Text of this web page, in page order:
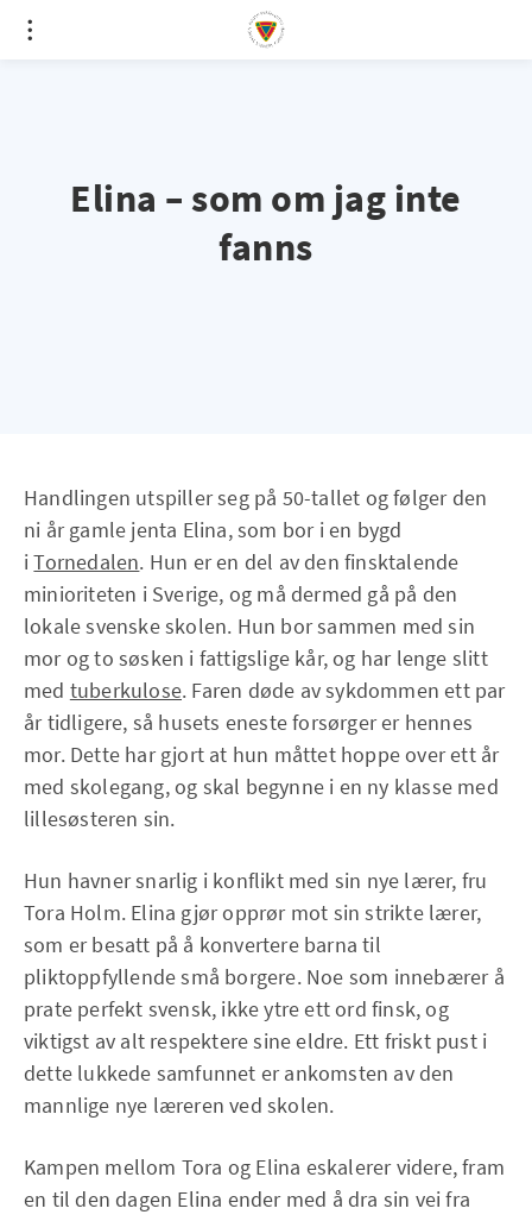
Elina – som om jag inte
fanns
Handlingen utspiller seg på 50-tallet og følger den
ni år gamle jenta Elina, som bor i en bygd
iTornedalen. Hun er en del av den finsktalende
minioriteten i Sverige, og må dermed gå på den
lokale svenske skolen. Hun bor sammen med sin
mor og to søsken i fattigslige kår, og har lenge slitt
med tuberkulose. Faren døde av sykdommen ett par
år tidligere, så husets eneste forsørger er hennes
mor. Dette har gjort at hun måttet hoppe over ett år
med skolegang, og skal begynne i en ny klasse med
lillesøsteren sin.
Hun havner snarlig i konflikt med sin nye lærer, fru
Tora Holm. Elina gjør opprør mot sin strikte lærer,
som er besatt på å konvertere barna til
pliktoppfyllende små borgere. Noe som innebærer å
prate perfekt svensk, ikke ytre ett ord finsk, og
viktigst av alt respektere sine eldre. Ett friskt pust i
dette lukkede samfunnet er ankomsten av den
mannlige nye læreren ved skolen.
Kampen mellom Tora og Elina eskalerer videre, fram
en til den dagen Elina ender med å dra sin vei fra